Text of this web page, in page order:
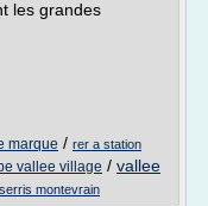
les grandes
marque / rer a station
vallee village / vallee
montevrain